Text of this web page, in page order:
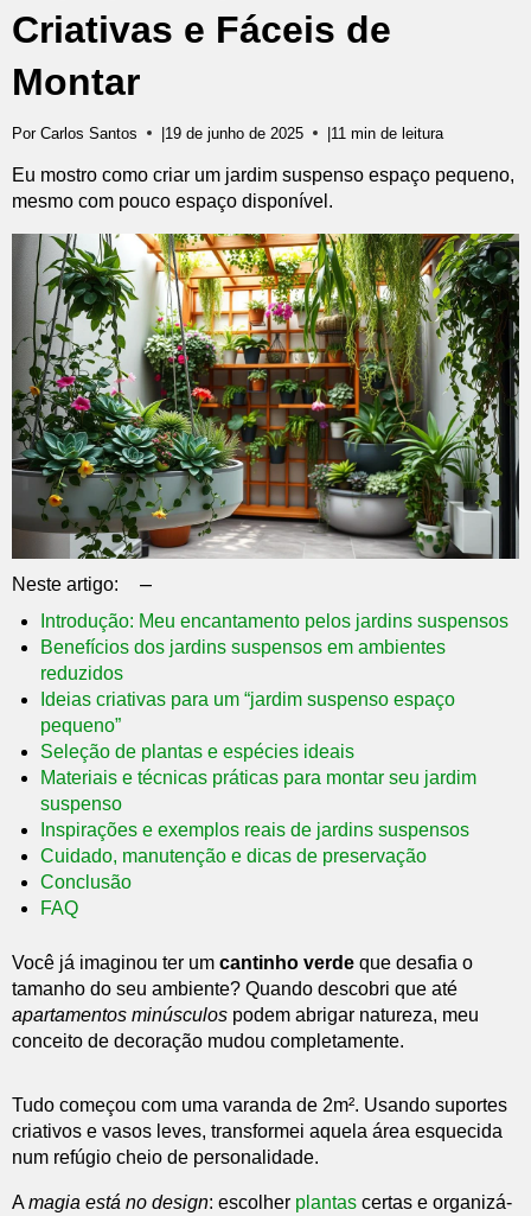
Criativas e Fáceis de
Montar
Por Carlos Santos |19 de junho de 2025 |11 min de leitura
Eu mostro como criar um jardim suspenso espaço pequeno,
mesmo com pouco espaço disponível.
Neste artigo: –
Introdução: Meu encantamento pelos jardins suspensos
Benefícios dos jardins suspensos em ambientes
reduzidos
Ideias criativas para um “jardim suspenso espaço
pequeno”
Seleção de plantas e espécies ideais
Materiais e técnicas práticas para montar seu jardim
suspenso
Inspirações e exemplos reais de jardins suspensos
Cuidado, manutenção e dicas de preservação
Conclusão
FAQ
Você já imaginou ter um cantinho verde que desafia o
tamanho do seu ambiente? Quando descobri que até
apartamentos minúsculos podem abrigar natureza, meu
conceito de decoração mudou completamente.
Tudo começou com uma varanda de 2m². Usando suportes
criativos e vasos leves, transformei aquela área esquecida
num refúgio cheio de personalidade.
Amagia está no design: escolher plantas certas e organizá-